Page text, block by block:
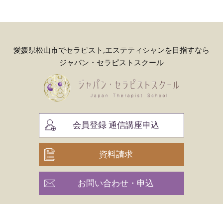
愛媛県松山市でセラピスト,エステティシャンを目指すなら
ジャパン・セラピストスクール
会員登録 通信講座申込
資料請求
お問い合わせ・申込